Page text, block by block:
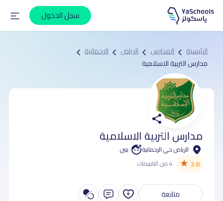
سجل الدخول
الرئيسية المدارس الرياض
الرحمانية
مدارس التربية الاسلامية
مدارس التربية الاسلامية
الرياض حي الرحمانية بنين
3.8
★ 4 من التقييمات
متابعة